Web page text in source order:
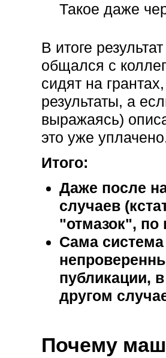
Такое даже
В итоге
общался с
сидят на
результаты, а
выражаясь)
это уже
Итого:
Даже после
случаев
"отмазок"‎,
Сама
публикации,
другом
Почему